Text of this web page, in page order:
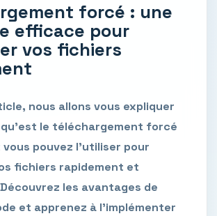
forcé : une
efficace pour
vos fichiers
nous allons vous expliquer
le téléchargement forcé
pouvez l’utiliser pour
fichiers rapidement et
les avantages de
et apprenez à l’implémenter